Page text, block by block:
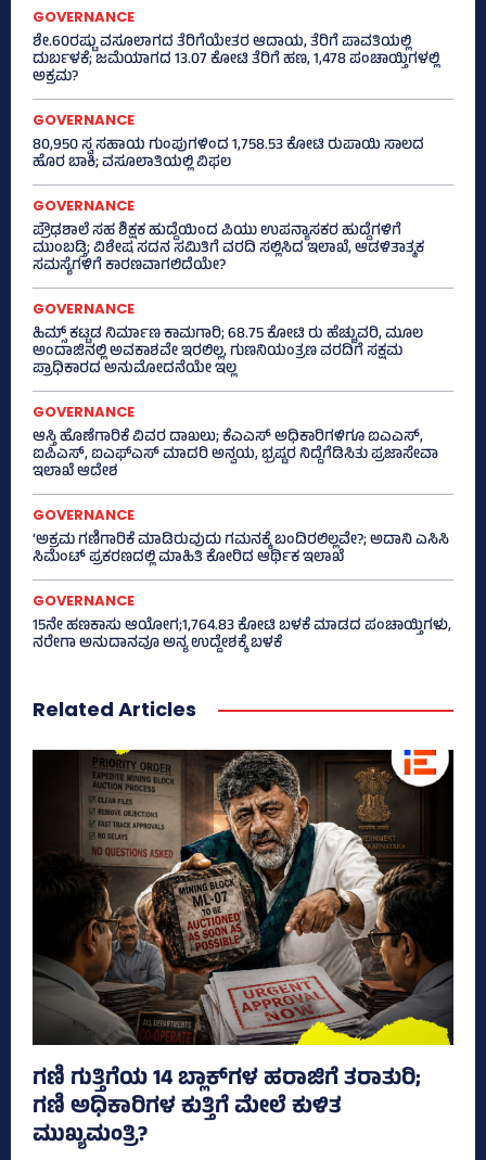
GOVERNANCE
ಶೇ.60ರಷ್ಟು ವಸೂಲಾಗದ ತೆರಿಗೆಯೇತರ ಆದಾಯ, ತೆರಿಗೆ ಪಾವತಿಯಲ್ಲಿ
ದುರ್ಬಳಕೆ; ಜಮೆಯಾಗದ 13.07 ಕೋಟಿ ತೆರಿಗೆ ಹಣ, 1,478 ಪಂಚಾಯ್ತಿಗಳಲ್ಲಿ
ಅಕ್ರಮ?
GOVERNANCE
80,950 ಸ್ವ ಸಹಾಯ ಗುಂಪುಗಳಿಂದ 1,758.53 ಕೋಟಿ ರುಪಾಯಿ ಸಾಲದ
ಹೊರ ಬಾಕಿ; ವಸೂಲಾತಿಯಲ್ಲಿ ವಿಫಲ
GOVERNANCE
ಪ್ರೌಢಶಾಲೆ ಸಹ ಶಿಕ್ಷಕ ಹುದ್ದೆಯಿಂದ ಪಿಯು ಉಪನ್ಯಾಸಕರ ಹುದ್ದೆಗಳಿಗೆ
ಮುಂಬಡ್ತಿ; ವಿಶೇಷ ಸದನ ಸಮಿತಿಗೆ ವರದಿ ಸಲ್ಲಿಸಿದ ಇಲಾಖೆ, ಆಡಳಿತಾತ್ಮಕ
ಸಮಸ್ಯೆಗಳಿಗೆ ಕಾರಣವಾಗಲಿದೆಯೇ?
GOVERNANCE
ಹಿಮ್ಸ್‌ ಕಟ್ಟಡ ನಿರ್ಮಾಣ ಕಾಮಗಾರಿ; 68.75 ಕೋಟಿ ರು ಹೆಚ್ಚುವರಿ, ಮೂಲ
ಅಂದಾಜಿನಲ್ಲಿ ಅವಕಾಶವೇ ಇರಲಿಲ್ಲ, ಗುಣನಿಯಂತ್ರಣ ವರದಿಗೆ ಸಕ್ಷಮ
ಪ್ರಾಧಿಕಾರದ ಅನುಮೋದನೆಯೇ ಇಲ್ಲ
GOVERNANCE
ಆಸ್ತಿ ಹೊಣೆಗಾರಿಕೆ ವಿವರ ದಾಖಲು; ಕೆಎಎಸ್ ಅಧಿಕಾರಿಗಳಿಗೂ ಐಎಎಸ್‌,
ಐಪಿಎಸ್‌, ಐಎಫ್‌ಎಸ್‌ ಮಾದರಿ ಅನ್ವಯ, ಭ್ರಷ್ಟರ ನಿದ್ದೆಗೆಡಿಸಿತು ಪ್ರಜಾಸೇವಾ
ಇಲಾಖೆ ಆದೇಶ
GOVERNANCE
‘ಅಕ್ರಮ ಗಣಿಗಾರಿಕೆ ಮಾಡಿರುವುದು ಗಮನಕ್ಕೆ ಬಂದಿರಲಿಲ್ಲವೇ?; ಅದಾನಿ ಎಸಿಸಿ
ಸಿಮೆಂಟ್ ಪ್ರಕರಣದಲ್ಲಿ ಮಾಹಿತಿ ಕೋರಿದ ಆರ್ಥಿಕ ಇಲಾಖೆ
GOVERNANCE
15ನೇ ಹಣಕಾಸು ಆಯೋಗ;1,764.83 ಕೋಟಿ ಬಳಕೆ ಮಾಡದ ಪಂಚಾಯ್ತಿಗಳು,
ನರೇಗಾ ಅನುದಾನವೂ ಅನ್ಯ ಉದ್ದೇಶಕ್ಕೆ ಬಳಕೆ
Related Articles
ಗಣಿ ಗುತ್ತಿಗೆಯ 14 ಬ್ಲಾಕ್‌ಗಳ ಹರಾಜಿಗೆ ತರಾತುರಿ;
ಗಣಿ ಅಧಿಕಾರಿಗಳ ಕುತ್ತಿಗೆ ಮೇಲೆ ಕುಳಿತ
ಮುಖ್ಯಮಂತ್ರಿ?